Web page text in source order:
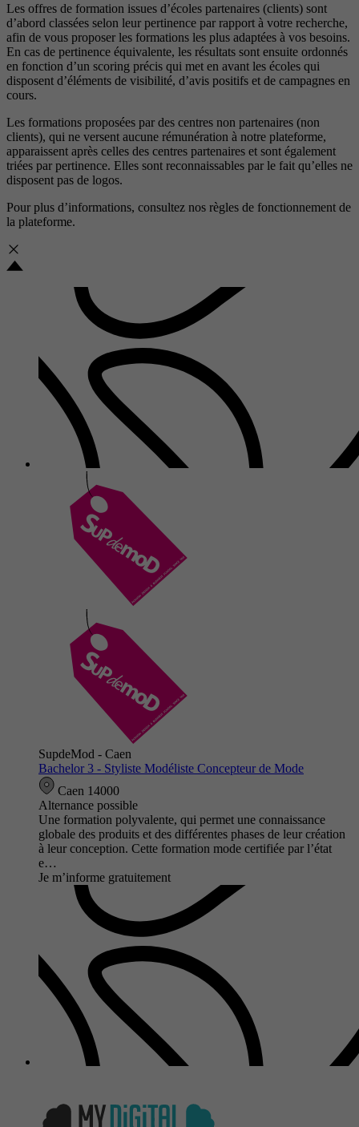
Les offres de formation issues d’écoles partenaires (clients) sont
d’abord classées selon leur pertinence par rapport à votre recherche,
afin de vous proposer les formations les plus adaptées à vos besoins.
En cas de pertinence équivalente, les résultats sont ensuite ordonnés
en fonction d’un scoring précis qui met en avant les écoles qui
disposent d’éléments de visibilité, d’avis positifs et de campagnes en
cours.
Les formations proposées par des centres non partenaires (non
clients), qui ne versent aucune rémunération à notre plateforme,
apparaissent après celles des centres partenaires et sont également
triées par pertinence. Elles sont reconnaissables par le fait qu’elles ne
disposent pas de logos.
Pour plus d’informations, consultez nos règles de fonctionnement de
la plateforme.
SupdeMod - Caen
Bachelor 3 - Styliste Modéliste Concepteur de Mode
Caen 14000
Alternance possible
Une formation polyvalente, qui permet une connaissance
globale des produits et des différentes phases de leur création
à leur conception. Cette formation mode certifiée par l’état
e…
Je m’informe gratuitement